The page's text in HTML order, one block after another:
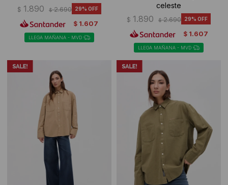
$ 1.890 $ 2.690 29
$ 1.607
LLEGA MAÑANA - MVD
celeste
$ 1.890 $ 2.690 29
$ 1.607
LLEGA MAÑANA - MVD
Sherpas